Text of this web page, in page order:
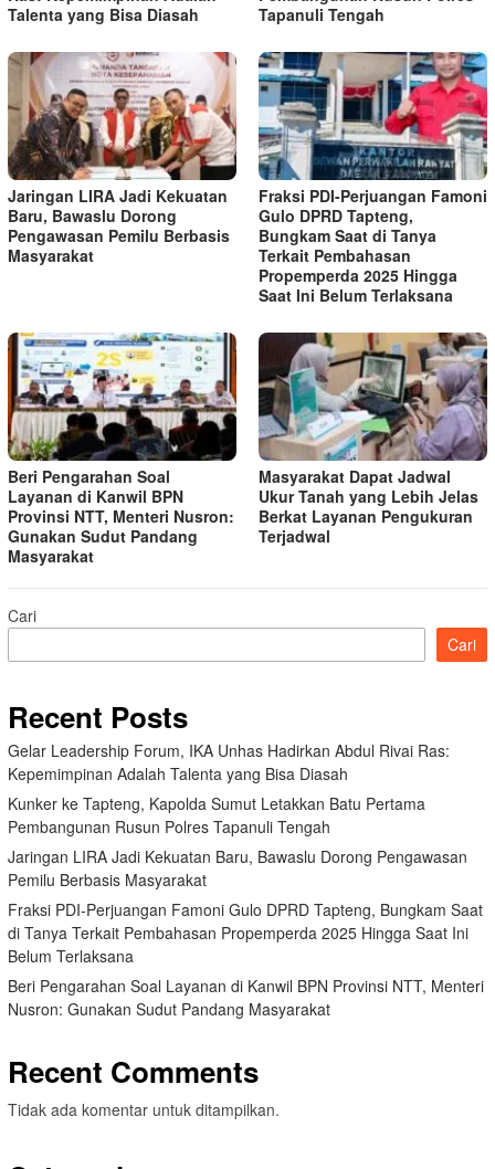
Talenta yang Bisa Diasah
Tapanuli Tengah
Jaringan LIRA Jadi Kekuatan
Baru, Bawaslu Dorong
Pengawasan Pemilu Berbasis
Masyarakat
Fraksi PDI-Perjuangan Famoni
Gulo DPRD Tapteng,
Bungkam Saat di Tanya
Terkait Pembahasan
Propemperda 2025 Hingga
Saat Ini Belum Terlaksana
Beri Pengarahan Soal
Layanan di Kanwil BPN
Provinsi NTT, Menteri Nusron:
Gunakan Sudut Pandang
Masyarakat
Masyarakat Dapat Jadwal
Ukur Tanah yang Lebih Jelas
Berkat Layanan Pengukuran
Terjadwal
Cari
Cari
Recent Posts
Gelar Leadership Forum, IKA Unhas Hadirkan Abdul Rivai Ras:
Kepemimpinan Adalah Talenta yang Bisa Diasah
Kunker ke Tapteng, Kapolda Sumut Letakkan Batu Pertama
Pembangunan Rusun Polres Tapanuli Tengah
Jaringan LIRA Jadi Kekuatan Baru, Bawaslu Dorong Pengawasan
Pemilu Berbasis Masyarakat
Fraksi PDI-Perjuangan Famoni Gulo DPRD Tapteng, Bungkam Saat
di Tanya Terkait Pembahasan Propemperda 2025 Hingga Saat Ini
Belum Terlaksana
Beri Pengarahan Soal Layanan di Kanwil BPN Provinsi NTT, Menteri
Nusron: Gunakan Sudut Pandang Masyarakat
Recent Comments
Tidak ada komentar untuk ditampilkan.